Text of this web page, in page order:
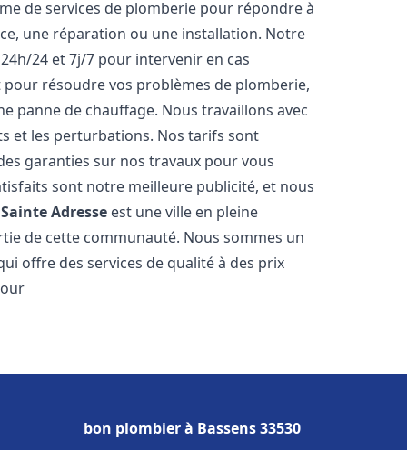
de services de plomberie pour répondre à
une réparation ou une installation. Notre
24 et 7j/7 pour intervenir en cas
résoudre vos problèmes de plomberie,
panne de chauffage. Nous travaillons avec
et les perturbations. Nos tarifs sont
garanties sur nos travaux pour vous
sont notre meilleure publicité, et nous
Sainte Adresse est une ville en pleine
de cette communauté. Nous sommes un
offre des services de qualité à des prix
bon plombier à Bassens 33530